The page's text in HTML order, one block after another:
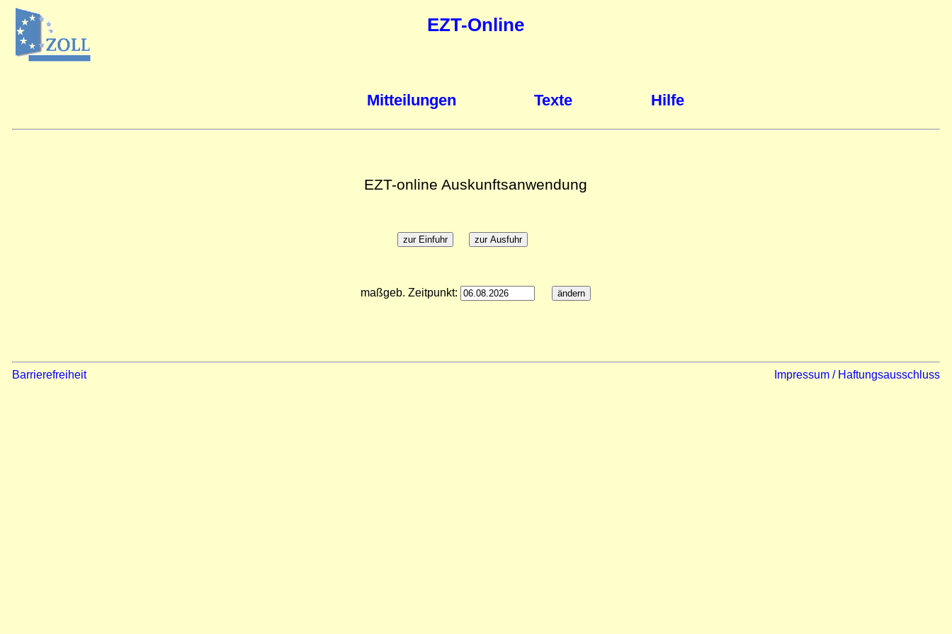
EZT-Online
Mitteilungen Texte Hilfe
EZT-online Auskunftsanwendung
maßgeb. Zeitpunkt:
Barrierefreiheit Impressum / Haftungsausschluss